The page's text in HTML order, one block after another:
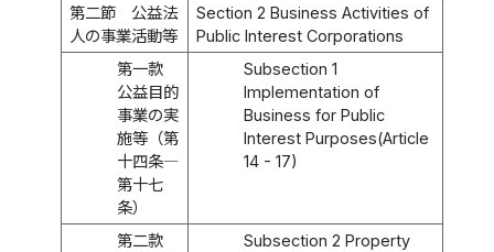
第二節 公益法
人の事業活動等
Section 2 Business Activities of
Public Interest Corporations
第一款
公益目的
事業の実
施等（第
十四条―
第十七
条）
Subsection 1
Implementation of
Business for Public
Interest Purposes(Article
14 - 17)
第二款
Subsection 2 Property